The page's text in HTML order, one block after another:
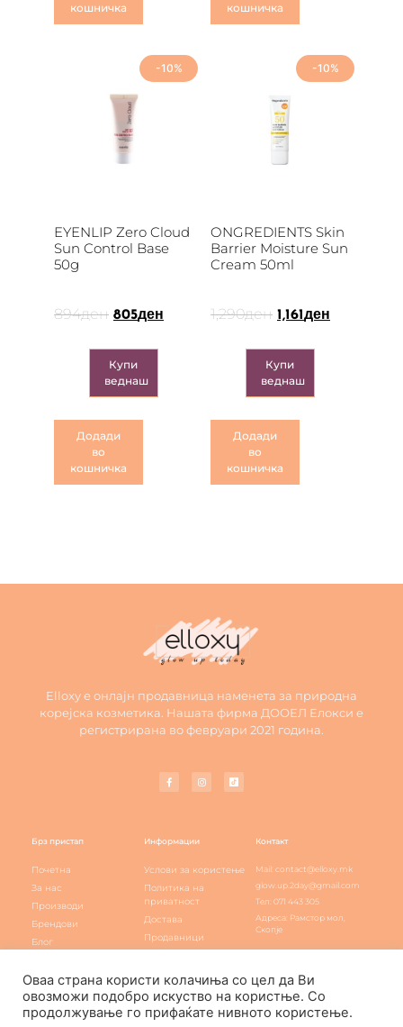
кошничка
кошничка
-10%
EYENLIP Zero Cloud
Sun Control Base
50g
894ден 805ден
Купи
веднаш
Додади
во
кошничка
-10%
ONGREDIENTS Skin
Barrier Moisture Sun
Cream 50ml
1,290ден 1,161 ден
Купи
веднаш
Додади
во
кошничка
Elloxy е онлајн продавница наменета за природна
корејска козметика. Нашата фирма ДООЕЛ Елокси е
регистрирана во февруари 2021 година.
Брз пристап
Почетна
За нас
Производи
Брендови
Блог
Информации
Услови за користење
Политика на
приватност
Достава
Продавници
Контакт
Mail: contact@elloxy.mk
glow.up.2day@gmail.com
Тел: 071 443 305
Адреса: Рамстор мол,
Скопје
Оваа страна користи колачиња со цел да Ви
овозможи подобро искуство на користње. Со
продолжување го прифаќате нивното користење.